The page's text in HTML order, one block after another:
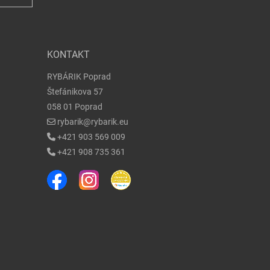
KONTAKT
RYBÁRIK Poprad
Štefánikova 57
058 01 Poprad
rybarik@rybarik.eu
+421 903 569 009
+421 908 735 361